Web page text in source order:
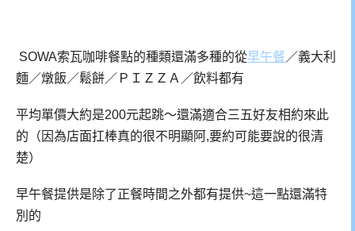
SOWA索瓦咖啡餐點的種類還滿多種的從早午餐／義大利
麵／燉飯／鬆餅／ＰＩＺＺＡ／飲料都有
平均單價大約是200元起跳～還滿適合三五好友相約來此
的（因為店面扛棒真的很不明顯阿,要約可能要說的很清
楚）
早午餐提供是除了正餐時間之外都有提供~這一點還滿特
別的